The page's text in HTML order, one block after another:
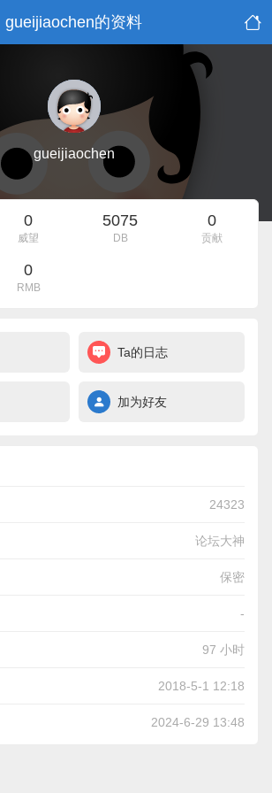
gueijiaochen的资料
gueijiaochen
0
威望
5075
DB
0
贡献
0
RMB
Ta的日志
加为好友
24323
论坛大神
保密
-
97 小时
2018-5-1 12:18
2024-6-29 13:48